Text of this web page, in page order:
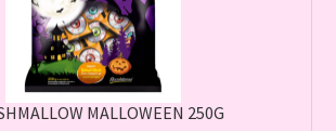
MALLOWEEN 250G